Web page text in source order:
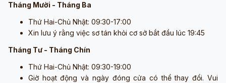
Tháng Mười - Tháng Ba
Thứ Hai-Chủ Nhật: 09:30-17:00
Xin lưu ý rằng việc sơ tán khỏi cơ sở bắt đầu lúc 19:45
Tháng Tư - Tháng Chín
Thứ Hai-Chủ Nhật: 09:30-19:00
Giờ hoạt động và ngày đóng cửa có thể thay đổi. Vui